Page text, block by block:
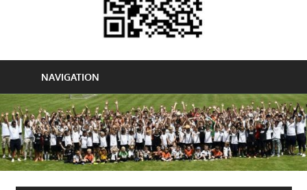
NAVIGATION